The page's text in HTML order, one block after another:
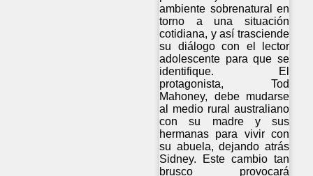
ambiente sobrenatural en
torno a una situación
cotidiana, y así trasciende
su diálogo con el lector
adolescente para que se
identifique. El
protagonista, Tod
Mahoney, debe mudarse
al medio rural australiano
con su madre y sus
hermanas para vivir con
su abuela, dejando atrás
Sidney. Este cambio tan
brusco provocará